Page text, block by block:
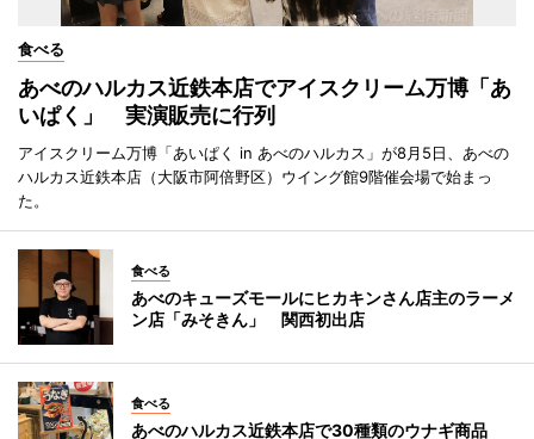
食べる
あべのハルカス近鉄本店でアイスクリーム万博「あ
いぱく」 実演販売に行列
アイスクリーム万博「あいぱく in あべのハルカス」が8月5日、あべの
ハルカス近鉄本店（大阪市阿倍野区）ウイング館9階催会場で始まっ
た。
食べる
あべのキューズモールにヒカキンさん店主のラーメ
ン店「みそきん」 関西初出店
食べる
あべのハルカス近鉄本店で30種類のウナギ商品